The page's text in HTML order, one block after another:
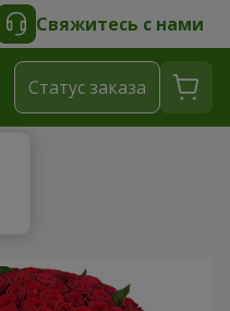
Свяжитесь с нами
Cтатус заказа